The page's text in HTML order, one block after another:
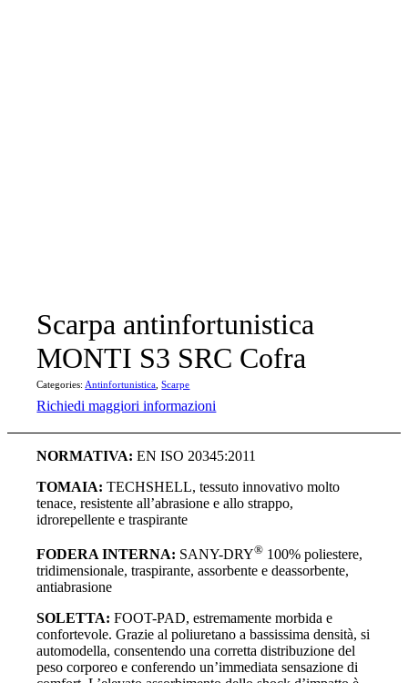
Scarpa antinfortunistica
MONTI S3 SRC Cofra
Categories: Antinfortunistica ,Scarpe
Richiedi maggiori informazioni
NORMATIVA: EN ISO 20345:2011
TOMAIA: TECHSHELL, tessuto innovativo molto
tenace, resistente all’abrasione e allo strappo,
idrorepellente e traspirante
FODERA INTERNA: SANY-DRY® 100% poliestere,
tridimensionale, traspirante, assorbente e deassorbente,
antiabrasione
SOLETTA: FOOT-PAD, estremamente morbida e
confortevole. Grazie al poliuretano a bassissima densità, si
automodella, consentendo una corretta distribuzione del
peso corporeo e conferendo un’immediata sensazione di